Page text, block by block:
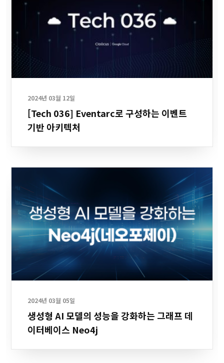
2024년 03월 12일
[Tech 036] Eventarc로 구성하는 이벤트
기반 아키텍처
2024년 03월 05일
생성형 AI 모델의 성능을 강화하는 그래프 데
이터베이스 Neo4j